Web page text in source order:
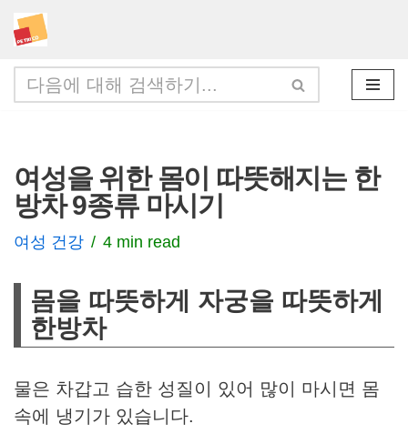
콘
텐
츠
너
뛰
기
여성을 위한 몸이 따뜻해지는 한
방차 9종류 마시기
여성 건강 4 min read
몸을 따뜻하게 자궁을 따뜻하게
한방차
물은 차갑고 습한 성질이 있어 많이 마시면 몸
속에 냉기가 있습니다.